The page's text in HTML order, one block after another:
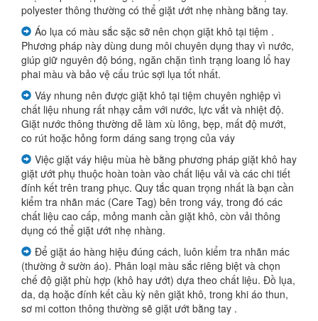
polyester thông thường có thể giặt ướt nhẹ nhàng bằng tay.
Áo lụa có màu sắc sặc sỡ nên chọn giặt khô tại tiệm .
Phương pháp này dùng dung môi chuyên dụng thay vì nước,
giúp giữ nguyên độ bóng, ngăn chặn tình trạng loang lổ hay
phai màu và bảo vệ cấu trúc sợi lụa tốt nhất.
Váy nhung nên được giặt khô tại tiệm chuyên nghiệp vì
chất liệu nhung rất nhạy cảm với nước, lực vắt và nhiệt độ.
Giặt nước thông thường dễ làm xù lông, bẹp, mất độ mướt,
co rút hoặc hỏng form dáng sang trọng của váy
Việc giặt váy hiệu mùa hè bằng phương pháp giặt khô hay
giặt ướt phụ thuộc hoàn toàn vào chất liệu vải và các chi tiết
đính kết trên trang phục. Quy tắc quan trọng nhất là bạn cần
kiểm tra nhãn mác (Care Tag) bên trong váy, trong đó các
chất liệu cao cấp, mỏng manh cần giặt khô, còn vải thông
dụng có thể giặt ướt nhẹ nhàng.
Để giặt áo hàng hiệu đúng cách, luôn kiểm tra nhãn mác
(thường ở sườn áo). Phân loại màu sắc riêng biệt và chọn
chế độ giặt phù hợp (khô hay ướt) dựa theo chất liệu. Đồ lụa,
da, dạ hoặc đính kết cầu kỳ nên giặt khô, trong khi áo thun,
sơ mi cotton thông thường sẽ giặt ướt bằng tay .